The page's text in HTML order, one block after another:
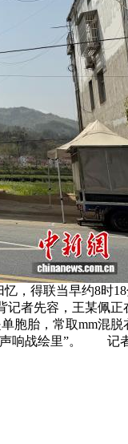
得联当早约8时
者先容，王某佩正
胎，常取mm混脱
响战绘里”。 记